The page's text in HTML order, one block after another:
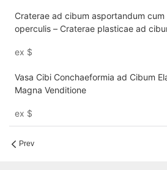
Craterae ad cibum asportandum cum
operculis – Craterae plasticae ad
magna copia.
ex $
Vasa Cibi Conchaeformia ad Cibum
Magna Venditione
ex $
Prev